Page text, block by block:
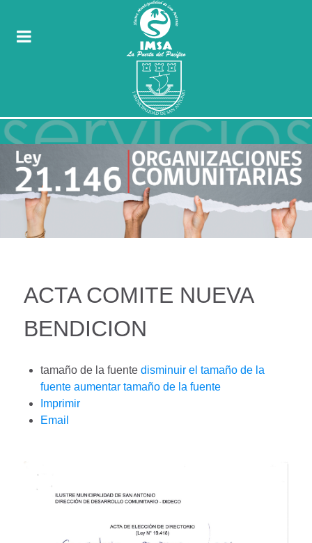
ACTA COMITE NUEVA
BENDICION
tamaño de la fuente disminuir el tamaño de la
fuente aumentar tamaño de la fuente
Imprimir
Email